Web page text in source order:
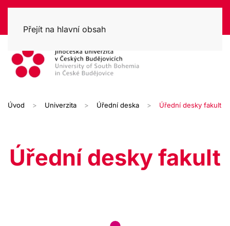
Přejít na hlavní obsah
Úvod Univerzita Úřední deska Úřední desky fakult
Úřední desky fakult